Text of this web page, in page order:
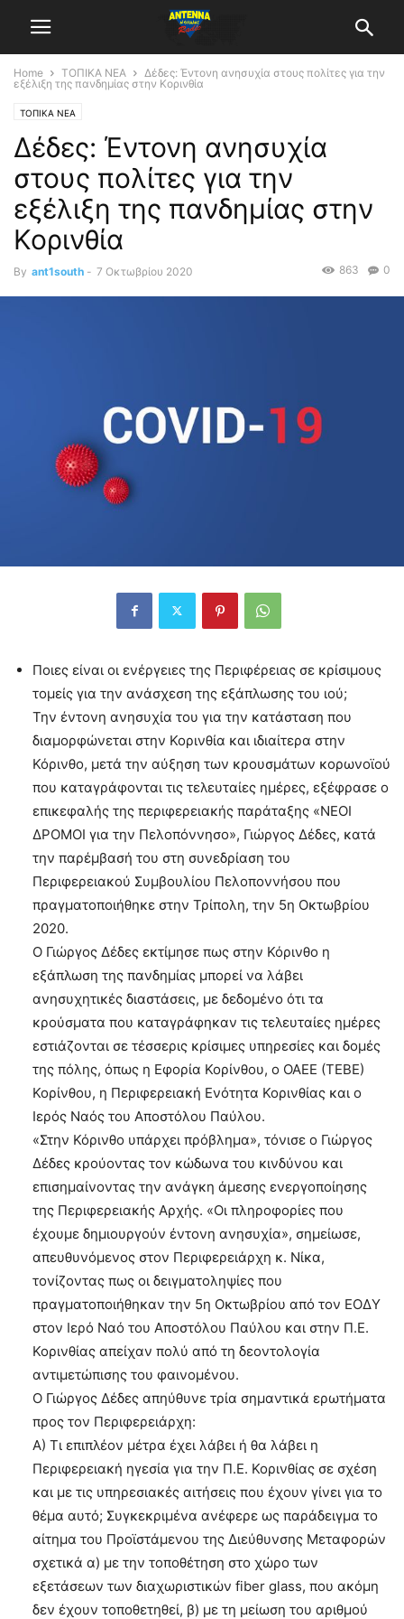
Home ΤΟΠΙΚΑ ΝΕΑ
Δέδες: Έντονη ανησυχία στους πολίτες για την
εξέλιξη της πανδημίας στην Κορινθία
ΤΟΠΙΚΑ ΝΕΑ
Δέδες: Έντονη ανησυχία
στους πολίτες για την
εξέλιξη της πανδημίας στην
Κορινθία
By ant1south - 7 Οκτωβρίου 2020 0
863
Ποιες είναι οι ενέργειες της Περιφέρειας σε κρίσιμους
τομείς για την ανάσχεση της εξάπλωσης του ιού;
Την έντονη ανησυχία του για την κατάσταση που
διαμορφώνεται στην Κορινθία και ιδιαίτερα στην
Κόρινθο, μετά την αύξηση των κρουσμάτων κορωνοϊού
που καταγράφονται τις τελευταίες ημέρες, εξέφρασε ο
επικεφαλής της περιφερειακής παράταξης «ΝΕΟΙ
ΔΡΟΜΟΙ για την Πελοπόννησο», Γιώργος Δέδες, κατά
την παρέμβασή του στη συνεδρίαση του
Περιφερειακού Συμβουλίου Πελοποννήσου που
πραγματοποιήθηκε στην Τρίπολη, την 5η Οκτωβρίου
2020.
Ο Γιώργος Δέδες εκτίμησε πως στην Κόρινθο η
εξάπλωση της πανδημίας μπορεί να λάβει
ανησυχητικές διαστάσεις, με δεδομένο ότι τα
κρούσματα που καταγράφηκαν τις τελευταίες ημέρες
εστιάζονται σε τέσσερις κρίσιμες υπηρεσίες και δομές
της πόλης, όπως η Εφορία Κορίνθου, ο ΟΑΕΕ (ΤΕΒΕ)
Κορίνθου, η Περιφερειακή Ενότητα Κορινθίας και ο
Ιερός Ναός του Αποστόλου Παύλου.
«Στην Κόρινθο υπάρχει πρόβλημα», τόνισε ο Γιώργος
Δέδες κρούοντας τον κώδωνα του κινδύνου και
επισημαίνοντας την ανάγκη άμεσης ενεργοποίησης
της Περιφερειακής Αρχής. «Οι πληροφορίες που
έχουμε δημιουργούν έντονη ανησυχία», σημείωσε,
απευθυνόμενος στον Περιφερειάρχη κ. Νίκα,
τονίζοντας πως οι δειγματοληψίες που
πραγματοποιήθηκαν την 5η Οκτωβρίου από τον ΕΟΔΥ
στον Ιερό Ναό του Αποστόλου Παύλου και στην Π.Ε.
Κορινθίας απείχαν πολύ από τη δεοντολογία
αντιμετώπισης του φαινομένου.
Ο Γιώργος Δέδες απηύθυνε τρία σημαντικά ερωτήματα
προς τον Περιφερειάρχη:
Α) Τι επιπλέον μέτρα έχει λάβει ή θα λάβει η
Περιφερειακή ηγεσία για την Π.Ε. Κορινθίας σε σχέση
και με τις υπηρεσιακές αιτήσεις που έχουν γίνει για το
θέμα αυτό; Συγκεκριμένα ανέφερε ως παράδειγμα το
αίτημα του Προϊστάμενου της Διεύθυνσης Μεταφορών
σχετικά α) με την τοποθέτηση στο χώρο των
εξετάσεων των διαχωριστικών fiber glass, που ακόμη
δεν έχουν τοποθετηθεί, β) με τη μείωση του αριθμού